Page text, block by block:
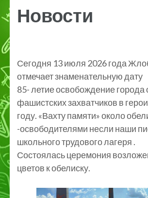
Новости
Сегодня 13 июля 2026 года
отмечает знаменательную дату
85- летие освобождение города
фашистских захватчиков в
году. «Вахту памяти» около
-освободителями несли наши
школьного трудового лагеря .
Состоялась церемония
цветов к обелиску.